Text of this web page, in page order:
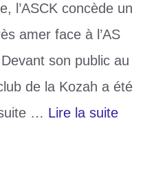
l’ASCK concède un
amer face à l’AS
son public au
de la Kozah a été
… Lire la suite